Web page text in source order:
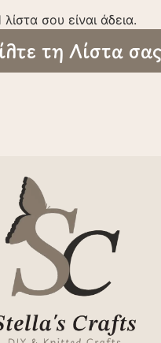
λίστα σου είναι άδεια.
τη Λίστα σας